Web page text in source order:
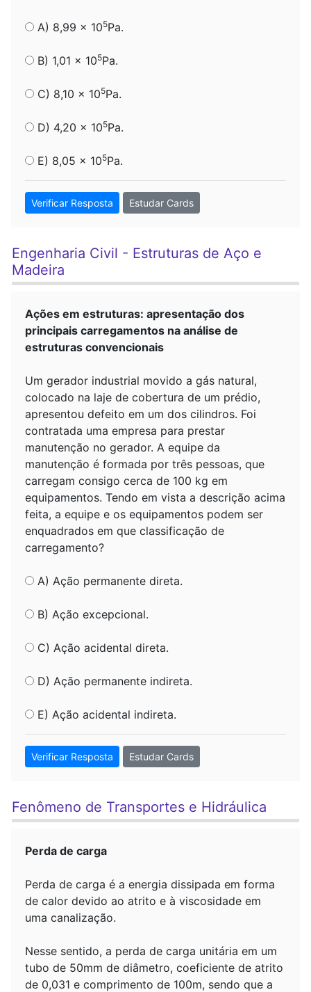
A) 8,99 x 105Pa.
B) 1,01 x 105Pa.
C) 8,10 x 105Pa.
D) 4,20 x 105Pa.
E) 8,05 x 105Pa.
Verificar Resposta Estudar Cards
Engenharia Civil - Estruturas de Aço e
Madeira
Ações em estruturas: apresentação dos
principais carregamentos na análise de
estruturas convencionais
Um gerador industrial movido a gás natural,
colocado na laje de cobertura de um prédio,
apresentou defeito em um dos cilindros. Foi
contratada uma empresa para prestar
manutenção no gerador. A equipe da
manutenção é formada por três pessoas, que
carregam consigo cerca de 100 kg em
equipamentos. Tendo em vista a descrição acima
feita, a equipe e os equipamentos podem ser
enquadrados em que classificação de
carregamento?
A) Ação permanente direta.
B) Ação excepcional.
C) Ação acidental direta.
D) Ação permanente indireta.
E) Ação acidental indireta.
Verificar Resposta Estudar Cards
Fenômeno de Transportes e Hidráulica
Perda de carga
Perda de carga é a energia dissipada em forma
de calor devido ao atrito e à viscosidade em
uma canalização.
Nesse sentido, a perda de carga unitária em um
tubo de 50mm de diâmetro, coeficiente de atrito
de 0,031 e comprimento de 100m, sendo que a